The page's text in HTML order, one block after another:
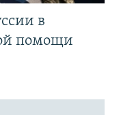
в
помощи